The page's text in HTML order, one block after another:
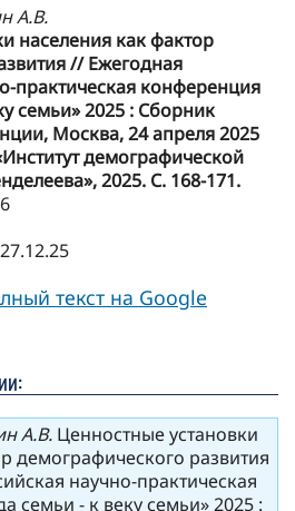
А.В.
населения как фактор
// Ежегодная
практическая конференция
семьи» 2025 : Сборник
Москва, 24 апреля 2025
демографической
2025. С. 168-171.
текст на Google
А.В. Ценностные установки
демографического развития
научно-практическая
семьи - к веку семьи» 2025 :